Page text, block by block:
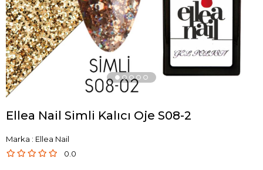
Ellea Nail Simli Kalıcı Oje S08-2
Marka : Ellea Nail
0.0